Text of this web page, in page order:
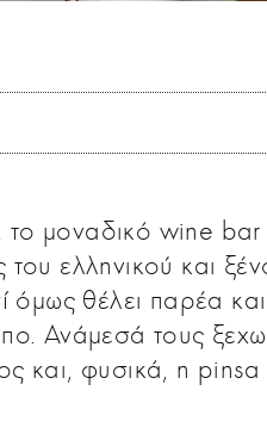
το μοναδικό wine
του ελληνικού και
θέλει παρέα και
Ανάμεσά τους
και, φυσικά, η